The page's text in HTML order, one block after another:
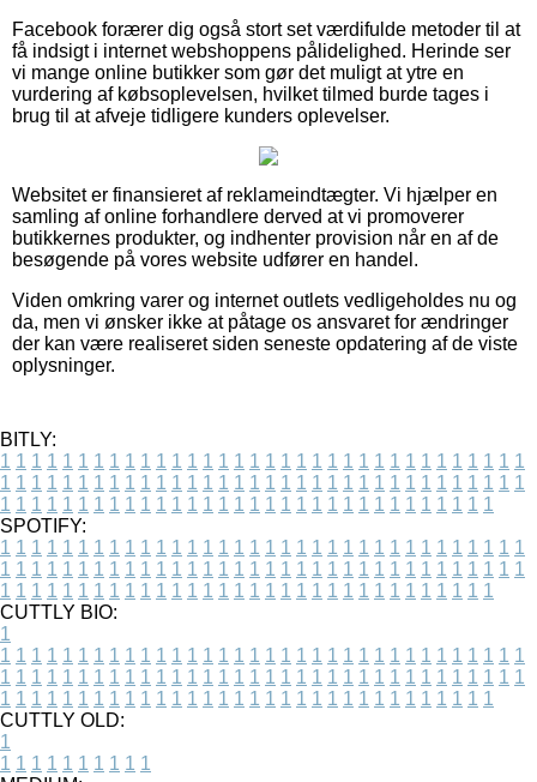
Facebook forærer dig også stort set værdifulde metoder til at
få indsigt i internet webshoppens pålidelighed. Herinde ser
vi mange online butikker som gør det muligt at ytre en
vurdering af købsoplevelsen, hvilket tilmed burde tages i
brug til at afveje tidligere kunders oplevelser.
Websitet er finansieret af reklameindtægter. Vi hjælper en
samling af online forhandlere derved at vi promoverer
butikkernes produkter, og indhenter provision når en af de
besøgende på vores website udfører en handel.
Viden omkring varer og internet outlets vedligeholdes nu og
da, men vi ønsker ikke at påtage os ansvaret for ændringer
der kan være realiseret siden seneste opdatering af de viste
oplysninger.
BITLY:
1 1 1 1 1 1 1 1 1 1 1 1 1 1 1 1 1 1 1 1 1 1 1 1 1 1 1 1 1 1 1 1 1 1
1 1 1 1 1 1 1 1 1 1 1 1 1 1 1 1 1 1 1 1 1 1 1 1 1 1 1 1 1 1 1 1 1 1
1 1 1 1 1 1 1 1 1 1 1 1 1 1 1 1 1 1 1 1 1 1 1 1 1 1 1 1 1 1 1 1
SPOTIFY:
1 1 1 1 1 1 1 1 1 1 1 1 1 1 1 1 1 1 1 1 1 1 1 1 1 1 1 1 1 1 1 1 1 1
1 1 1 1 1 1 1 1 1 1 1 1 1 1 1 1 1 1 1 1 1 1 1 1 1 1 1 1 1 1 1 1 1 1
1 1 1 1 1 1 1 1 1 1 1 1 1 1 1 1 1 1 1 1 1 1 1 1 1 1 1 1 1 1 1 1
CUTTLY BIO:
1
1 1 1 1 1 1 1 1 1 1 1 1 1 1 1 1 1 1 1 1 1 1 1 1 1 1 1 1 1 1 1 1 1 1
1 1 1 1 1 1 1 1 1 1 1 1 1 1 1 1 1 1 1 1 1 1 1 1 1 1 1 1 1 1 1 1 1 1
1 1 1 1 1 1 1 1 1 1 1 1 1 1 1 1 1 1 1 1 1 1 1 1 1 1 1 1 1 1 1 1
CUTTLY OLD:
1
1 1 1 1 1 1 1 1 1 1